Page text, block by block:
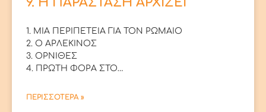
1. ΜΙΑ ΠΕΡΙΠΕΤΕΙΑ ΓΙΑ ΤΟΝ ΡΩΜΑΙΟ
2. Ο ΑΡΛΕΚΙΝΟΣ
3. ΟΡΝΙΘΕΣ
4. ΠΡΩΤΗ ΦΟΡΑ ΣΤΟ…
ΠΕΡΙΣΣΟΤΕΡΑ »